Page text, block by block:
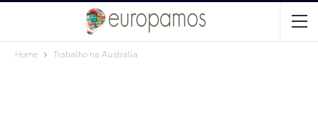
Home Trabalho na Austrália